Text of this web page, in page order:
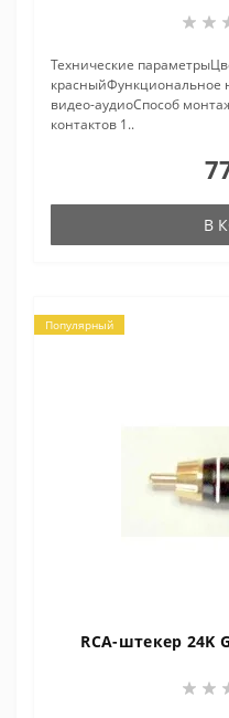
Технические
видео-аудиоСпособ
контактов 1..
В
Популярный
RCA-штекер 24K